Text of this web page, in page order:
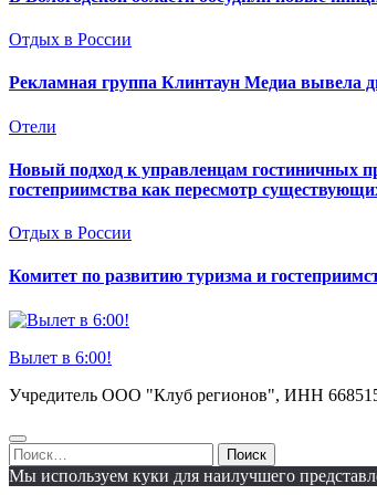
Отдых в России
Рекламная группа Клинтаун Медиа вывела
Отели
Новый подход к управленцам гостиничных
гостеприимства как пересмотр
Отдых в России
Комитет по развитию туризма и
Вылет в 6:00!
Учредитель ООО "Клуб регионов", ИНН
Найти:
Мы используем куки для наилучшего